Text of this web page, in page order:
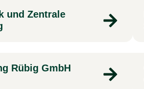
und Zentrale
Rübig GmbH